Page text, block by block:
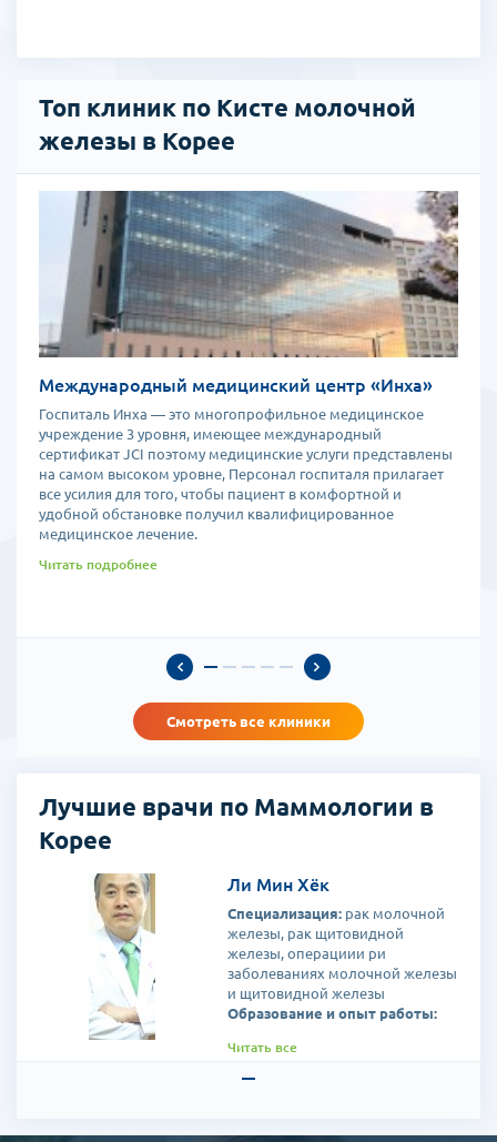
Топ клиник по Кисте молочной
железы в Корее
Международный медицинский центр «Инха»
Госпиталь Инха — это многопрофильное медицинское
учреждение 3 уровня, имеющее международный
сертификат JCI поэтому медицинские услуги представлены
на самом высоком уровне, Персонал госпиталя прилагает
все усилия для того, чтобы пациент в комфортной и
удобной обстановке получил квалифицированное
медицинское лечение.
Читать подробнее
Смотреть все клиники
Лучшие врачи по Маммологии в
Корее
Ли Мин Хёк
Специализация: рак молочной
железы, рак щитовидной
железы, операциии ри
заболеваниях молочной железы
и щитовидной железы
Образование и опыт работы:
университете Ломбарди, США
Главный профессор- маммолог
Читать все